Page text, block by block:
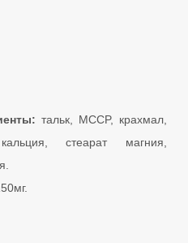
тальк, MCCP, крахмал,
стеарат магния,